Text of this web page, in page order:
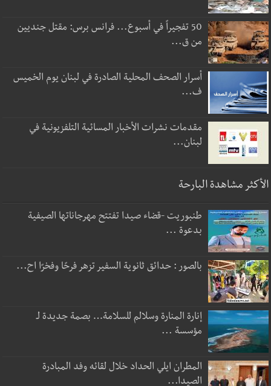
50 تفجيراً في أسبوع... فرانس برس: مقتل جنديين
من ق...
أسرار الصحف المحلية الصادرة في لبنان يوم الخميس
ف...
مقدمات نشرات الأخبار المسائية التلفزيونية في
لبنان...
الأكثر مشاهدة البارحة
طنبوريت -قضاء صيدا تفتتح مهرجاناتها الصيفية
بدعوة ...
بالصور : حدائق ثانوية السفير تزهر فرحًا وفخرًا اح...
إنارة المنارة وسلالم للسلامة… بصمة جديدة لـ
مؤسسة ...
المطران ايلي الحداد خلال لقائه وفد المبادرة
الصيدا...